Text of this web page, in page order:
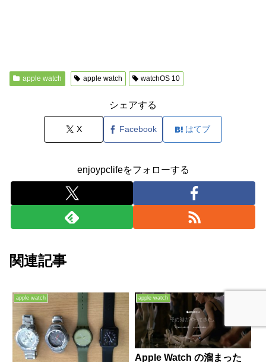
apple watch apple watch watchOS 10
シェアする
X Facebook はてブ
enjoypclifeをフォローする
関連記事
apple watch apple watch
Apple Watch の溜まった